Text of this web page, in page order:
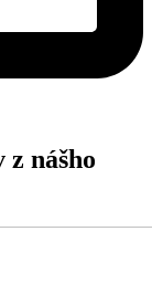
z nášho